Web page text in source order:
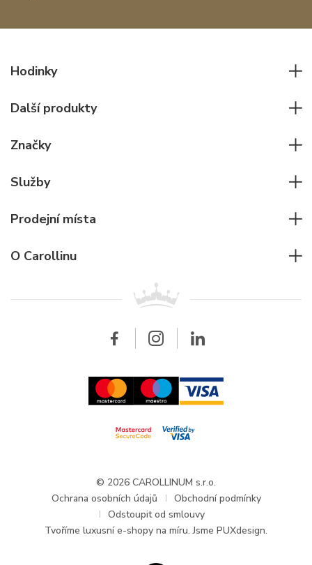
Hodinky
Dámské hodinky
Pilotní hodinky
Potápěčské hodinky
Další produkty
Ostatní doplňky
Značky
Cartier
Breitling
Služby
Pro firmy
Velkoobchod
Prodejní místa
O Carollinu
Velkoobchod
O společnosti Carollinum
Aktuality a oznámení
© 2026 CAROLLINUM s.r.o.
Ochrana osobních údajů
Obchodní podmínky
Odstoupit od smlouvy
Tvoříme luxusní e-shopy na míru. Jsme PUXdesign.